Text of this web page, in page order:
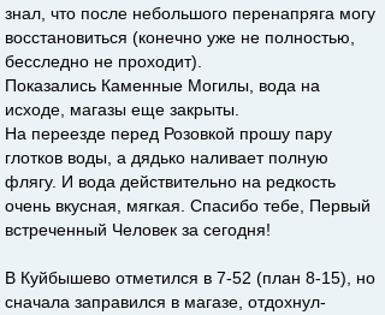
знал, что после небольшого перенапряга могу
восстановиться (конечно уже не полностью,
бесследно не проходит).
Показались Каменные Могилы, вода на
исходе, магазы еще закрыты.
На переезде перед Розовкой прошу пару
глотков воды, а дядько наливает полную
флягу. И вода действительно на редкость
очень вкусная, мягкая. Спасибо тебе, Первый
встреченный Человек за сегодня!
В Куйбышево отметился в 7-52 (план 8-15), но
сначала заправился в магазе, отдохнул-